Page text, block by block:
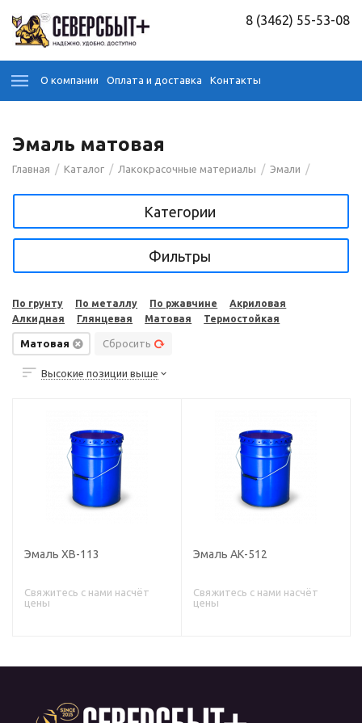
8 (3462) 55-53-08
О компании Оплата и доставка Контакты
Эмаль матовая
Главная / Каталог / Лакокрасочные материалы / Эмали /
Категории
Фильтры
По грунту По металлу По ржавчине
Акриловая
Алкидная
Глянцевая Матовая Термостойкая
Матовая Сбросить
Высокие позиции выше
Эмаль ХВ-113
Свяжитесь с нами насчёт
цены
Эмаль АК-512
Свяжитесь с нами насчёт
цены